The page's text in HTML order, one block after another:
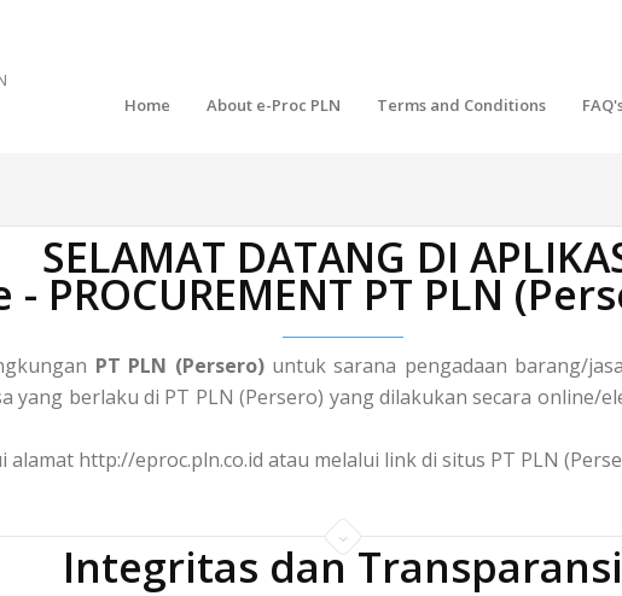
Home About e-Proc PLN Terms and Conditions
SELAMAT DATANG DI
- PROCUREMENT PT PLN
PT PLN (Persero)untuk sarana pengadaan barang/
yang berlaku di PT PLN (Persero) yang dilakukan secara
alamat http://eproc.pln.co.id atau melalui link di situs PT PLN
Integritas dan Transparansi